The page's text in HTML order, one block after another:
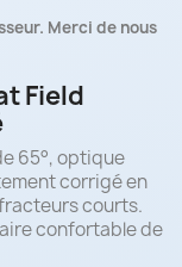
Merci de nous
Field
65°, optique
corrigé en
courts.
confortable de